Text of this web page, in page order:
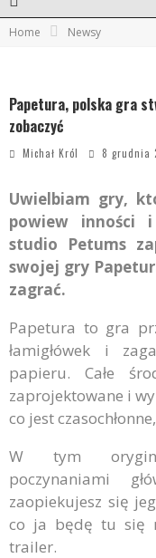
Home Newsy
Papetura, polska gra
zobaczyć
Michał Król 8 grudnia
Uwielbiam gry,
powiew inności
studio Petums
swojej gry
zagrać.
Papetura to gra
łamigłówek i
papieru. Całe
zaprojektowane i
co jest
W tym
poczynaniami
zaopiekujesz się
co ja będę tu się
trailer.